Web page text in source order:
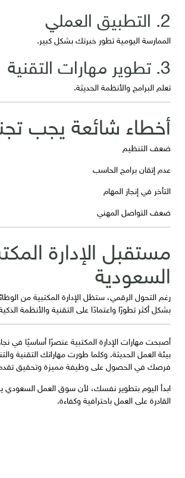
2. التطبيق العملي
الممارسة اليومية تطور خبرتك بشكل كبير.
3. تطوير مهارات التقنية
تعلم البرامج والأنظمة الحديثة.
أخطاء شائعة يجب
ضعف التنظيم
عدم إتقان برامج الحاسب
التأخر في إنجاز المهام
ضعف التواصل المهني
مستقبل الإدارة
السعودية
رغم التحول الرقمي، ستظل الإدارة المكتبية من
بشكل أكثر تطورًا واعتمادًا على التقنية والأنظمة
أصبحت مهارات الإدارة المكتبية عنصرًا أساسيًا في
بيئة العمل الحديثة. وكلما طورت مهاراتك التقنية
فرصك في الحصول على وظيفة مميزة وتحقيق
ابدأ اليوم بتطوير نفسك، لأن سوق العمل السعودي
القادرة على العمل باحترافية وكفاءة.